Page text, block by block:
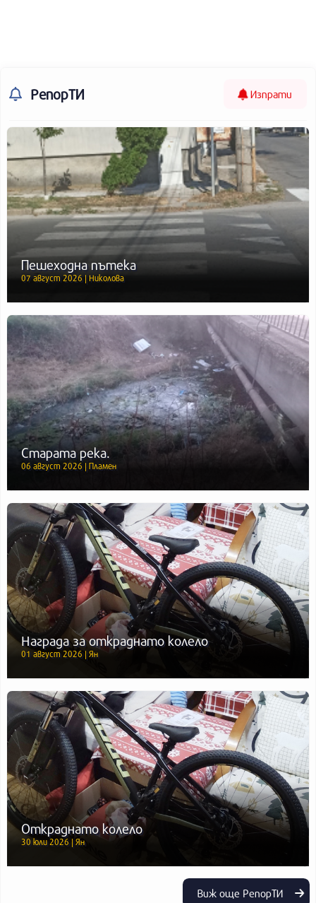
РепорТИ Изпрати
Пешеходна пътека
07 август 2026 | Николова
Старата река.
06 август 2026 | Пламен
Награда за откраднато колело
01 август 2026 | Ян
Откраднато колело
30 юли 2026 | Ян
Виж още РепорТИ